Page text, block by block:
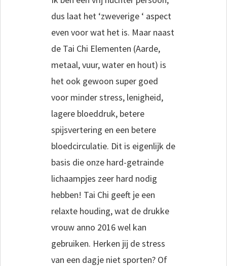
dus laat het ‘zweverige ‘ aspect
even voor wat het is. Maar naast
de Tai Chi Elementen (Aarde,
metaal, vuur, water en hout) is
het ook gewoon super goed
voor minder stress, lenigheid,
lagere bloeddruk, betere
spijsvertering en een betere
bloedcirculatie. Dit is eigenlijk de
basis die onze hard-getrainde
lichaampjes zeer hard nodig
hebben! Tai Chi geeft je een
relaxte houding, wat de drukke
vrouw anno 2016 wel kan
gebruiken. Herken jij de stress
van een dagje niet sporten? Of